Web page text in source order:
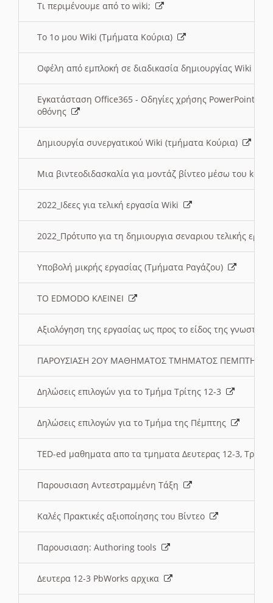
Τι περιμένουμε από το wiki;
Το 1ο μου Wiki (Τμήματα Κούρια)
Οφέλη από εμπλοκή σε διαδικασία δημιουργίας Wiki
Εγκατάσταση Office365 - Οδηγίες χρήσης PowerPoint
οθόνης
Δημιουργία συνεργατικού Wiki (τμήματα Κούρια)
Μια βιντεοδιδασκαλία για μοντάζ βίντεο μέσω του
2022_Ιδεες για τελική εργασία Wiki
2022_Πρότυπο για τη δημιουργια σεναριου τελικής
Υποβολή μικρής εργασίας (Τμήματα Ραγάζου)
ΤΟ EDMODO ΚΛΕΙΝΕΙ
Αξιολόγηση της εργασίας ως προς το είδος της
ΠΑΡΟΥΣΙΑΣΗ 2ΟΥ ΜΑΘΗΜΑΤΟΣ ΤΜΗΜΑΤΟΣ
Δηλώσεις επιλογών για το Τμήμα Τρίτης 12-3
Δηλώσεις επιλογών για το Τμήμα της Πέμπτης
TED-ed μαθηματα απο τα τμηματα Δευτερας 12-3,
Παρουσιαση Αντεστραμμένη Τάξη
Καλές Πρακτικές αξιοποίησης του Βίντεο
Παρουσιαση: Authoring tools
Δευτερα 12-3 PbWorks αρχικα